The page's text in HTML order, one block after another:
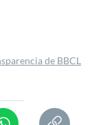
de BBCL